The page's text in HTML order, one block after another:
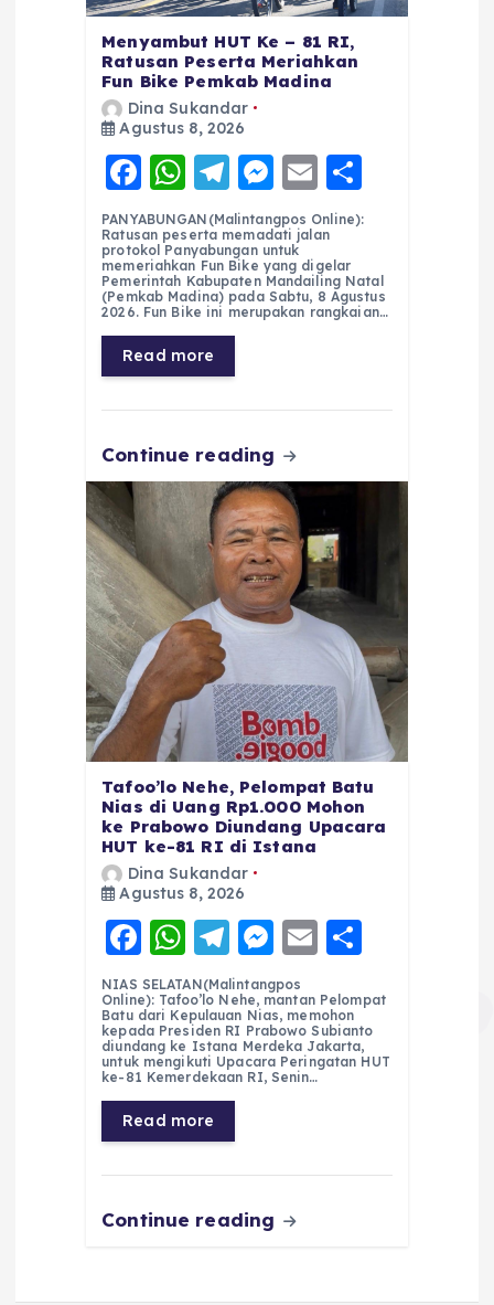
Menyambut HUT Ke – 81 RI,
Ratusan Peserta Meriahkan
Fun Bike Pemkab Madina
Dina Sukandar
Agustus 8, 2026
F
a
c
e
b
o
o
k
W
h
a
ts
A
p
p
T
el
e
g
r
a
m
M
e
ss
e
n
E
m
ai
l
h
re
PANYABUNGAN(Malintangpos Online):
Ratusan peserta memadati jalan
protokol Panyabungan untuk
memeriahkan Fun Bike yang digelar
Pemerintah Kabupaten Mandailing Natal
(Pemkab Madina) pada Sabtu, 8 Agustus
2026. Fun Bike ini merupakan rangkaian…
Read more
Continue reading
Tafoo’lo Nehe, Pelompat Batu
Nias di Uang Rp1.000 Mohon
ke Prabowo Diundang Upacara
HUT ke-81 RI di Istana
Dina Sukandar
Agustus 8, 2026
F
a
c
e
b
o
o
k
W
h
a
ts
A
p
p
T
el
e
g
r
a
m
M
e
ss
e
n
E
ai
l
a
re
NIAS SELATAN(Malintangpos
Online): Tafoo’lo Nehe, mantan Pelompat
Batu dari Kepulauan Nias, memohon
kepada Presiden RI Prabowo Subianto
diundang ke Istana Merdeka Jakarta,
untuk mengikuti Upacara Peringatan HUT
ke-81 Kemerdekaan RI, Senin…
Read more
Continue reading